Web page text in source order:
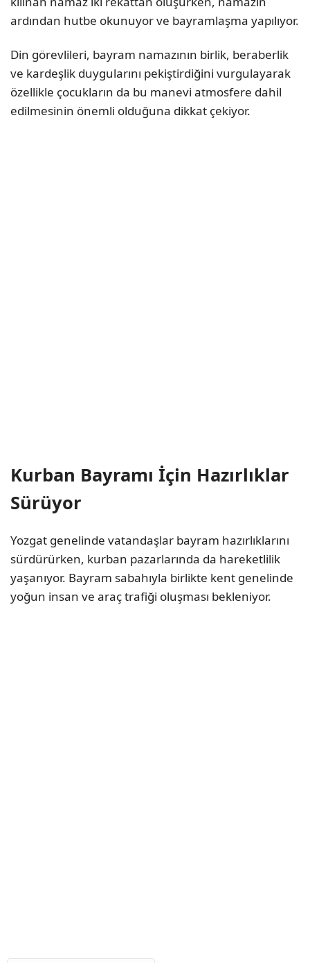
ardından hutbe okunuyor ve bayramlaşma yapılıyor.
Din görevlileri, bayram namazının birlik, beraberlik
ve kardeşlik duygularını pekiştirdiğini vurgulayarak
özellikle çocukların da bu manevi atmosfere dahil
edilmesinin önemli olduğuna dikkat çekiyor.
Kurban Bayramı İçin Hazırlıklar
Sürüyor
Yozgat genelinde vatandaşlar bayram hazırlıklarını
sürdürürken, kurban pazarlarında da hareketlilik
yaşanıyor. Bayram sabahıyla birlikte kent genelinde
yoğun insan ve araç trafiği oluşması bekleniyor.